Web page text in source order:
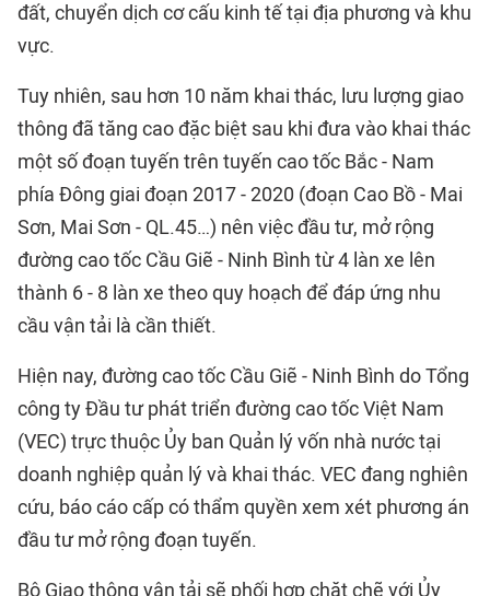
đất, chuyển dịch cơ cấu kinh tế tại địa phương và khu
vực.
Tuy nhiên, sau hơn 10 năm khai thác, lưu lượng giao
thông đã tăng cao đặc biệt sau khi đưa vào khai thác
một số đoạn tuyến trên tuyến cao tốc Bắc - Nam
phía Đông giai đoạn 2017 - 2020 (đoạn Cao Bồ - Mai
Sơn, Mai Sơn - QL.45…) nên việc đầu tư, mở rộng
đường cao tốc Cầu Giẽ - Ninh Bình từ 4 làn xe lên
thành 6 - 8 làn xe theo quy hoạch để đáp ứng nhu
cầu vận tải là cần thiết.
Hiện nay, đường cao tốc Cầu Giẽ - Ninh Bình do Tổng
công ty Đầu tư phát triển đường cao tốc Việt Nam
(VEC) trực thuộc Ủy ban Quản lý vốn nhà nước tại
doanh nghiệp quản lý và khai thác. VEC đang nghiên
cứu, báo cáo cấp có thẩm quyền xem xét phương án
đầu tư mở rộng đoạn tuyến.
Bộ Giao thông vận tải sẽ phối hợp chặt chẽ với Ủy